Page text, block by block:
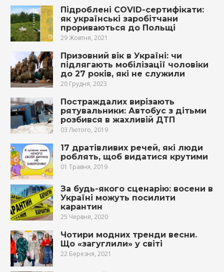
Підроблені COVID-сертифікати:
як українські заробітчани
прориваються до Польщі
29 Жовтня, 2021
Призовний вік в Україні: чи
підлягають мобілізації чоловіки
до 27 років, які не служили
20 Грудня, 2023
Постраждалих вирізають
рятувальники: Автобус з дітьми
розбився в жахливій ДТП
03 Лютого, 2019
17 дратівливих речей, які люди
роблять, щоб видатися крутими
01 Травня, 2019
За будь-якого сценарію: восени в
Україні можуть посилити
карантин
25 Червня, 2020
Чотири модних тренди весни.
Що «загуглили» у світі
22 Березня, 2021